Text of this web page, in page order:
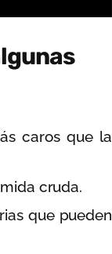
caros que la
cruda.
que pueden